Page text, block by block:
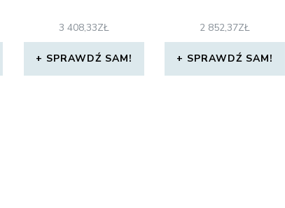
3 408,33ZŁ
SPRAWDŹ SAM!
2 852,37ZŁ
SPRAWDŹ SAM!